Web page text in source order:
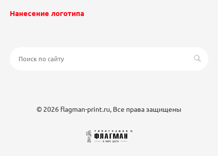
Нанесение логотипа
© 2026 flagman-print.ru, Все права защищены